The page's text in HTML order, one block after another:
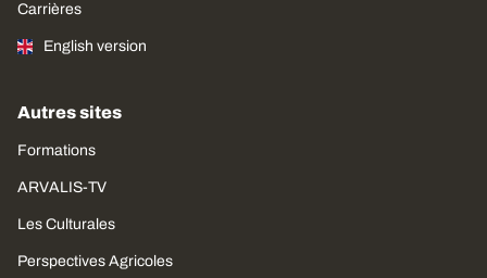
Carrières
English version
Autres sites
Formations
ARVALIS-TV
Les Culturales
Perspectives Agricoles